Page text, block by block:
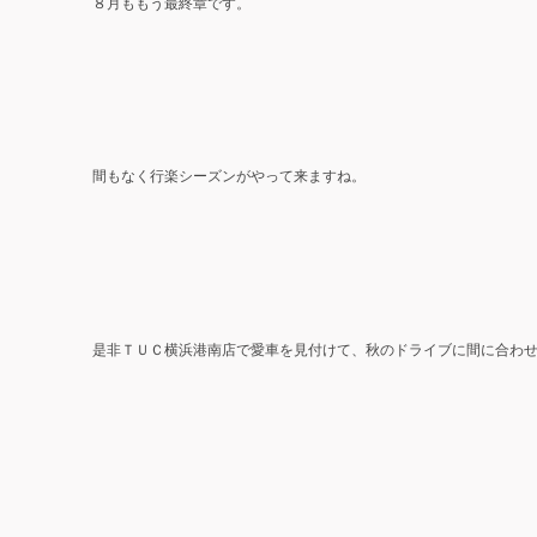
８月ももう最終章です。
間もなく行楽シーズンがやって来ますね。
是非 ＴＵＣ横浜港南店で愛車を見付けて、秋のドライブに間に合わ